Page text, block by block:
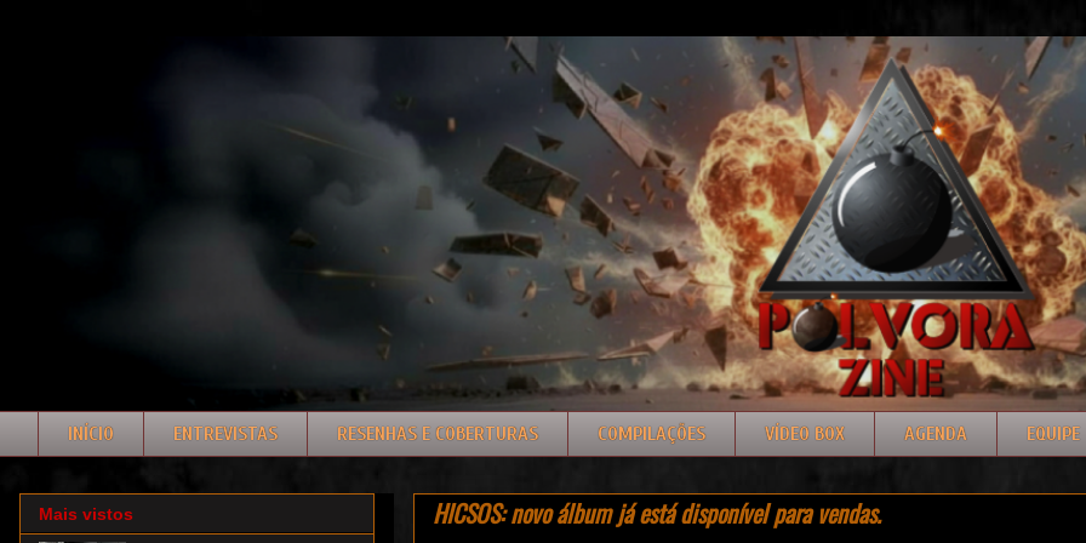
INÍCIO ENTREVISTAS RESENHAS E COBERTURAS COMPILAÇÕES VÍDEO BOX AGENDA EQUIPE
HICSOS: novo álbum já está disponível para vendas.
Mais vistos